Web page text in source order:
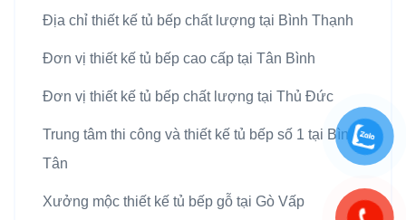
Địa chỉ thiết kế tủ bếp chất lượng tại Bình Thạnh
Đơn vị thiết kế tủ bếp cao cấp tại Tân Bình
Đơn vị thiết kế tủ bếp chất lượng tại Thủ Đức
Trung tâm thi công và thiết kế tủ bếp số 1 tại Bình
Tân
Xưởng mộc thiết kế tủ bếp gỗ tại Gò Vấp